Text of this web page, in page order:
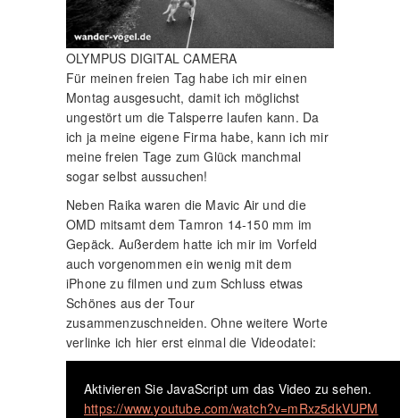
OLYMPUS DIGITAL CAMERA
Für meinen freien Tag habe ich mir einen
Montag ausgesucht, damit ich möglichst
ungestört um die Talsperre laufen kann. Da
ich ja meine eigene Firma habe, kann ich mir
meine freien Tage zum Glück manchmal
sogar selbst aussuchen!
Neben Raika waren die Mavic Air und die
OMD mitsamt dem Tamron 14-150 mm im
Gepäck. Außerdem hatte ich mir im Vorfeld
auch vorgenommen ein wenig mit dem
iPhone zu filmen und zum Schluss etwas
Schönes aus der Tour
zusammenzuschneiden. Ohne weitere Worte
verlinke ich hier erst einmal die Videodatei:
Aktivieren Sie JavaScript um das Video zu sehen.
https://www.youtube.com/watch?v=mRxz5dkVUPM